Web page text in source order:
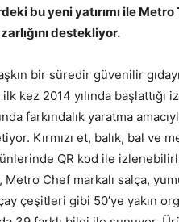
bu yeni yatırımı ile
destekliyor.
aşkın bir süredir güvenilir
kez 2014 yılında başlattığı
farkındalık yaratma
Kırmızı et, balık, bal ve
QR kod ile
Metro Chef markalı salça,
çeşitleri gibi 50’ye yakın